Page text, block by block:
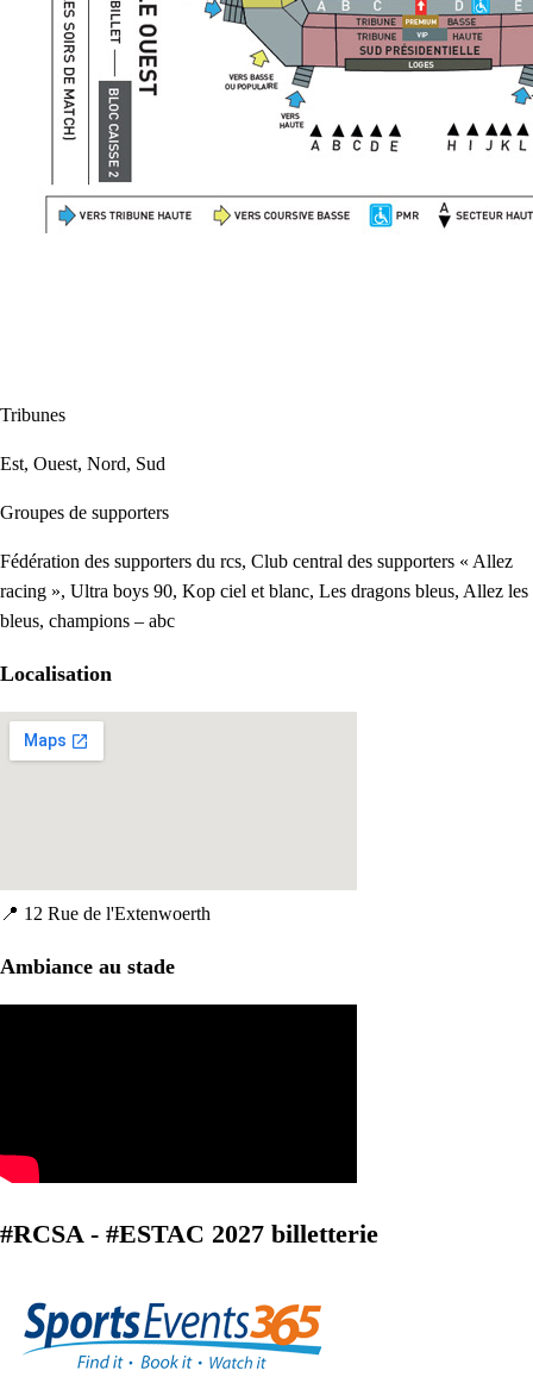
Tribunes
Est, Ouest, Nord, Sud
Groupes de supporters
Fédération des supporters du rcs, Club central des supporters « Allez
racing », Ultra boys 90, Kop ciel et blanc, Les dragons bleus, Allez les
bleus, champions – abc
Localisation
📍 12 Rue de l'Extenwoerth
Ambiance au stade
#RCSA - #ESTAC 2027 billetterie